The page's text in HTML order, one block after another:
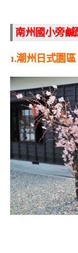
南州國小旁鹹
1.潮州日式園區